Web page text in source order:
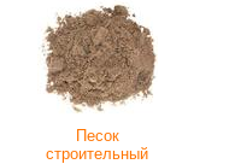
Песок
строительный